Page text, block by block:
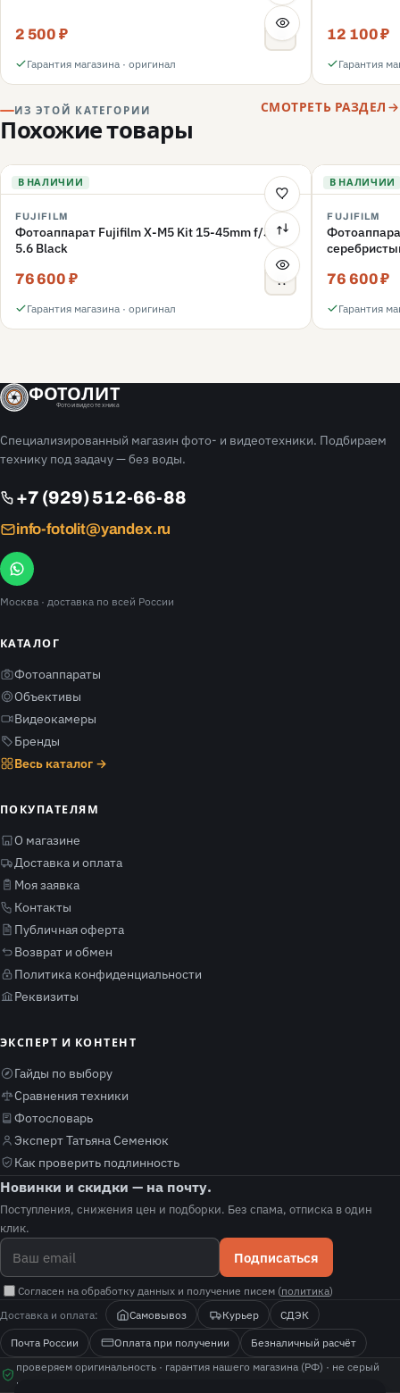
2 500 ₽
Гарантия магазина · оригинал
12 100 ₽
Гарантия
ИЗ ЭТОЙ КАТЕГОРИИ
Похожие товары
СМОТРЕТЬ РАЗДЕЛ
В НАЛИЧИИ
FUJIFILM
Фотоаппарат Fujifilm X-M5 Kit 15-45mm f/3.5-
5.6 Black
76 600 ₽
Гарантия магазина · оригинал
В НАЛИЧИИ
FUJIFILM
76 600 ₽
Гарантия
ФОТОЛИТ
Фото и видео техника
Специализированный магазин фото- и видеотехники. Подбираем
технику под задачу — без воды.
+7 (929) 512-66-88
info-fotolit@yandex.ru
Москва · доставка по всей России
КАТАЛОГ
Фотоаппараты
Объективы
Видеокамеры
Бренды
Весь каталог →
ПОКУПАТЕЛЯМ
О магазине
Доставка и оплата
Моя заявка
Контакты
Публичная оферта
Возврат и обмен
Политика конфиденциальности
Реквизиты
ЭКСПЕРТ И КОНТЕНТ
Гайды по выбору
Сравнения техники
Фотословарь
Эксперт Татьяна Семенюк
Как проверить подлинность
Новинки и скидки — на почту.
Поступления, снижения цен и подборки. Без спама, отписка в один
клик.
Подписаться
Согласен на обработку данных и получение писем (политика)
Доставка и оплата: Самовывоз Курьер
СДЭК
Почта России
Оплата при получении
Безналичный расчёт
проверяем оригинальность · гарантия нашего магазина (РФ) · не серый
импорт · покажем, как проверить подлинность